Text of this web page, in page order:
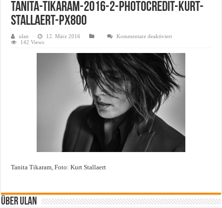
Tanita-Tikaram-2016-2-photocredit-Kurt-
Stallaert-px800
ulan 12. März 2016 Kommentare deaktiviertfür
2016-
2-
photocredit-
Kurt-
Stallaert-
px800
142 Views
Tanita Tikaram, Foto: Kurt Stallaert
Über ulan